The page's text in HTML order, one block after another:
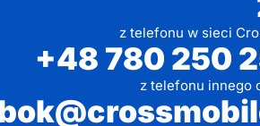
z telefonu w sieci
+48 780 250
z telefonu innego